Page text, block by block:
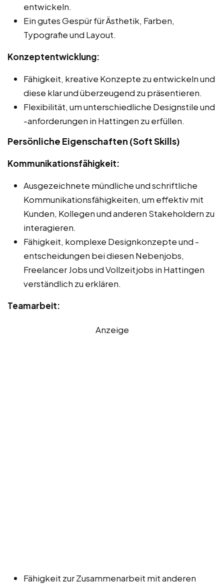
entwickeln.
Ein gutes Gespür für Ästhetik, Farben,
Typografie und Layout.
Konzeptentwicklung:
Fähigkeit, kreative Konzepte zu entwickeln und
diese klar und überzeugend zu präsentieren.
Flexibilität, um unterschiedliche Designstile und
-anforderungen in Hattingen zu erfüllen.
Persönliche Eigenschaften (Soft Skills)
Kommunikationsfähigkeit:
Ausgezeichnete mündliche und schriftliche
Kommunikationsfähigkeiten, um effektiv mit
Kunden, Kollegen und anderen Stakeholdern zu
interagieren.
Fähigkeit, komplexe Designkonzepte und -
entscheidungen bei diesen Nebenjobs,
Freelancer Jobs und Vollzeitjobs in Hattingen
verständlich zu erklären.
Teamarbeit:
Anzeige
Fähigkeit zur Zusammenarbeit mit anderen